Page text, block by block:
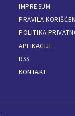
IMPRESUM
PRAVILA
POLITIKA
APLIKACIJE
RSS
KONTAKT